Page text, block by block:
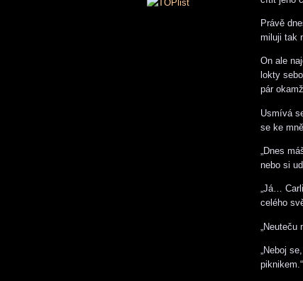
Právě
miluji tak
On ale
lokty
pár
Usmívá
se ke
„Dnes
nebo si
„Já…
celého
„Neboj